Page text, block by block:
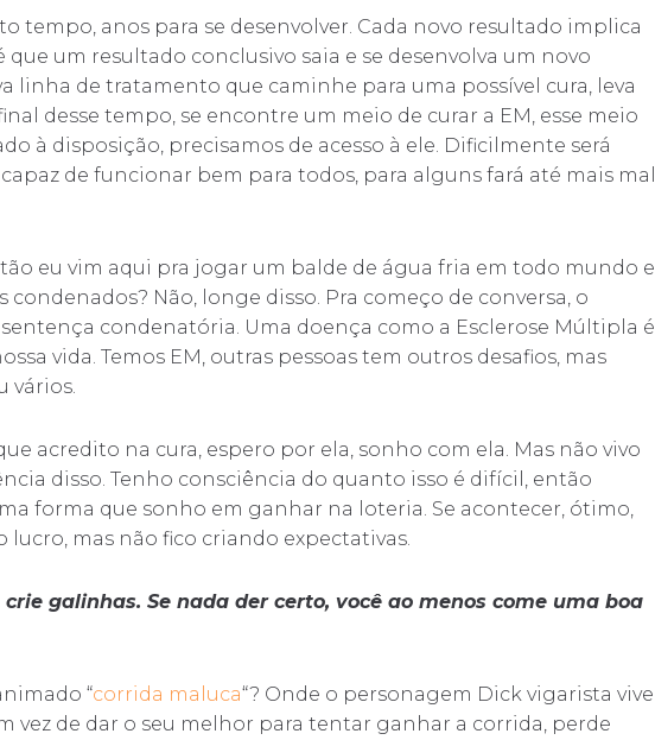
tempo, anos para se desenvolver. Cada novo resultado implica
que um resultado conclusivo saia e se desenvolva um novo
linha de tratamento que caminhe para uma possível cura, leva
desse tempo, se encontre um meio de curar a EM, esse meio
à disposição, precisamos de acesso à ele. Dificilmente será
de funcionar bem para todos, para alguns fará até mais mal
eu vim aqui pra jogar um balde de água fria em todo mundo e
condenados? Não, longe disso. Pra começo de conversa, o
condenatória. Uma doença como a Esclerose Múltipla é
vida. Temos EM, outras pessoas tem outros desafios, mas
vários.
acredito na cura, espero por ela, sonho com ela. Mas não vivo
disso. Tenho consciência do quanto isso é difícil, então
forma que sonho em ganhar na loteria. Se acontecer, ótimo,
lucro, mas não fico criando expectativas.
galinhas. Se nada der certo, você ao menos come uma boa
“corrida maluca“? Onde o personagem Dick vigarista vive
vez de dar o seu melhor para tentar ganhar a corrida, perde